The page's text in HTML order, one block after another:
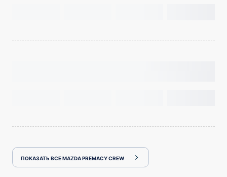
ПОКАЗАТЬ ВСЕ MAZDA PREMACY CREW